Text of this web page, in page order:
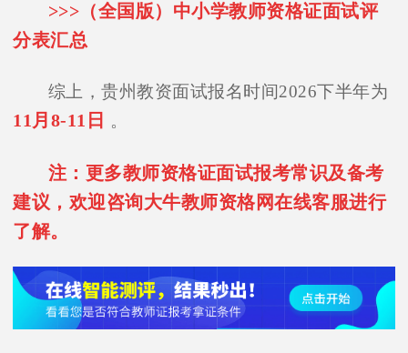
>>>（全国版）中小学教师资格证面试评
分表汇总
综上，贵州教资面试报名时间2026下半年为
11月8-11日 。
注：更多教师资格证面试报考常识及备考
建议，欢迎咨询大牛教师资格网在线客服进行
了解。